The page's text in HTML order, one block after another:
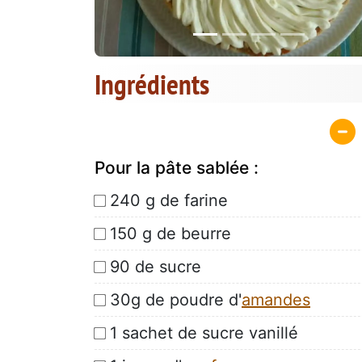
Ingrédients
Pour la pâte sablée :
240 g de farine
150 g de beurre
90 de sucre
30g de poudre d'amandes
1 sachet de sucre vanillé